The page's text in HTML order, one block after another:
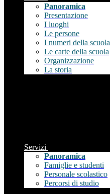
Panoramica
Presentazione
I luoghi
Le persone
I numeri della scuola
Le carte della scuola
Organizzazione
La storia
Servizi
Panoramica
Famiglie e studenti
Personale scolastico
Percorsi di studio